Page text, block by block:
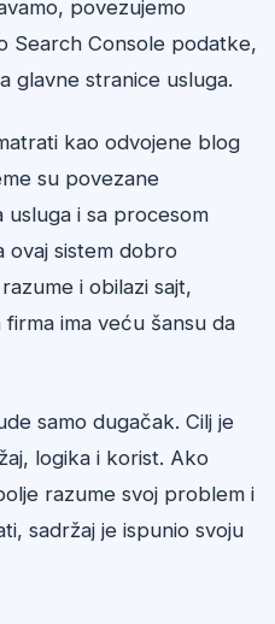
povezujemo
Search Console podatke,
glavne stranice usluga.
kao odvojene blog
su povezane
usluga i sa procesom
ovaj sistem dobro
i obilazi sajt,
ima veću šansu da
samo dugačak. Cilj je
logika i korist. Ako
razume svoj problem i
sadržaj je ispunio svoju